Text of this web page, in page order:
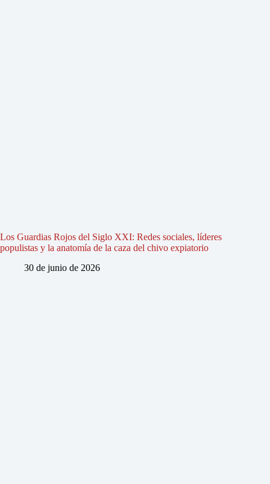
Los Guardias Rojos del Siglo XXI: Redes sociales, líderes
populistas y la anatomía de la caza del chivo expiatorio
30 de junio de 2026